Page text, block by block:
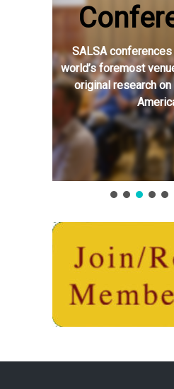
SALSA
world’s foremost
original research